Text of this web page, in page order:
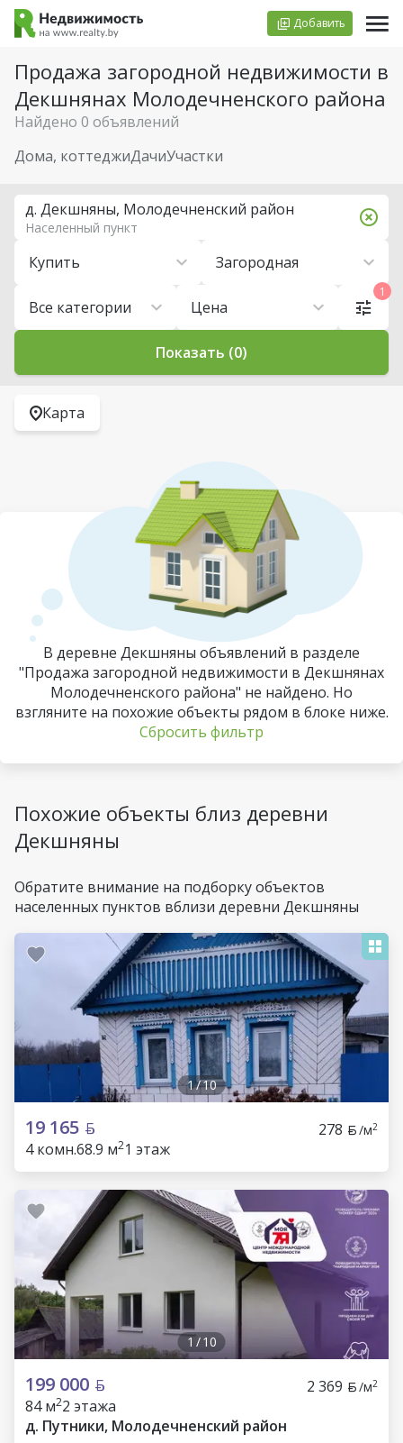
Добавить
Продажа загородной недвижимости в
Декшнянах Молодечненского района
Найдено 0 объявлений
Дома, коттеджиДачиУчастки
Купить Загородная
Все категории Цена
д. Декшняны, Молодечненский район
Населенный пункт
1
Показать (0)
Карта
В деревне Декшняны объявлений в разделе
"Продажа загородной недвижимости в Декшнянах
Молодечненского района" не найдено. Но
взгляните на похожие объекты рядом в блоке ниже.
Сбросить фильтр
Похожие объекты близ деревни
Декшняны
Обратите внимание на подборку объектов
населенных пунктов вблизи деревни Декшняны
1/10
19 165 278 /м2
4 комн.68.9 м21 этаж
1/10
199 000 2 369 /м2
84 м22 этажа
д. Путники, Молодечненский район